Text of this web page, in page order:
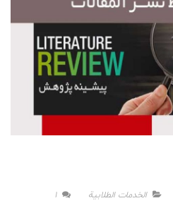
الخدمات الطلابية 1